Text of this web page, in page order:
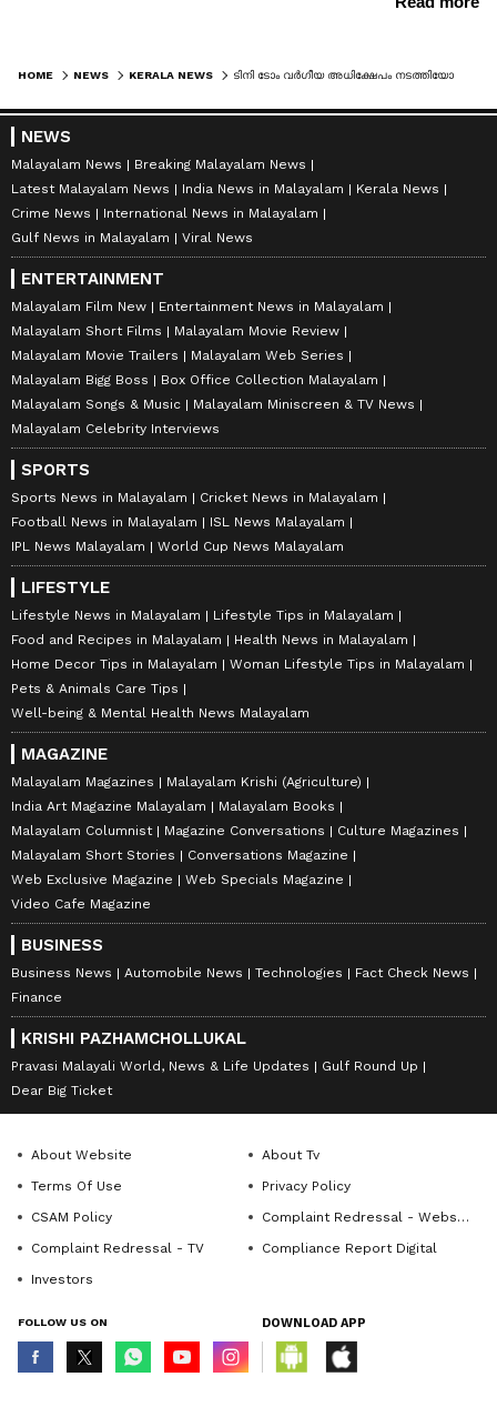
HOME NEWS KERALA NEWS
NEWS
Malayalam News
Breaking Malayalam News
Latest Malayalam News
India News in Malayalam
Kerala News
Crime News
International News in Malayalam
Gulf News in Malayalam
Viral News
ENTERTAINMENT
Malayalam Film New
Entertainment News in Malayalam
Malayalam Short Films
Malayalam Movie Review
Malayalam Movie Trailers
Malayalam Web Series
Malayalam Bigg Boss
Box Office Collection Malayalam
Malayalam Songs & Music
Malayalam Miniscreen & TV News
Malayalam Celebrity Interviews
SPORTS
Sports News in Malayalam
Cricket News in Malayalam
Football News in Malayalam
ISL News Malayalam
IPL News Malayalam
World Cup News Malayalam
LIFESTYLE
Lifestyle News in Malayalam
Lifestyle Tips in Malayalam
Food and Recipes in Malayalam
Health News in Malayalam
Home Decor Tips in Malayalam
Woman Lifestyle Tips in Malayalam
Pets & Animals Care Tips
Well-being & Mental Health News Malayalam
MAGAZINE
Malayalam Magazines
Malayalam Krishi (Agriculture)
India Art Magazine Malayalam
Malayalam Books
Malayalam Columnist
Magazine Conversations
Culture Magazines
Malayalam Short Stories
Conversations Magazine
Web Exclusive Magazine
Web Specials Magazine
Video Cafe Magazine
BUSINESS
Business News Automobile News Technologies
Fact Check News
Finance
KRISHI PAZHAMCHOLLUKAL
Pravasi Malayali World, News & Life Updates
Gulf Round Up
Dear Big Ticket
About Website
About Tv
Terms Of Use
Privacy Policy
CSAM Policy
Complaint Redressal - Website
Complaint Redressal - TV
Compliance Report Digital
Investors
FOLLOW US ON DOWNLOAD APP